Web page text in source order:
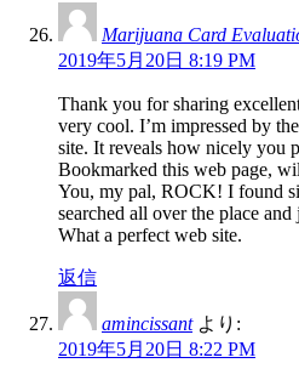
Marijuana Card
2019年5月20日 8:19 PM
Thank you for sharing
very cool. I’m impressed by
site. It reveals how nicely you
Bookmarked this web page,
You, my pal, ROCK! I found
searched all over the place
What a perfect web site.
返信
amincissant より:
2019年5月20日 8:22 PM